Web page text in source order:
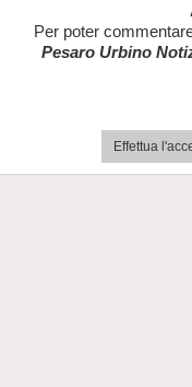
Per poter
Pesaro Urbino
Effettua